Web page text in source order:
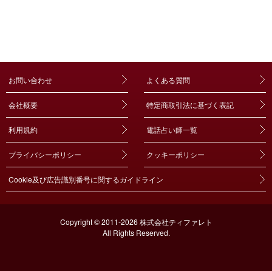
お問い合わせ よくある質問
会社概要 特定商取引法に基づく表記
利用規約 電話占い師一覧
プライバシーポリシー クッキーポリシー
Cookie及び広告識別番号に関するガイドライン
Copyright © 2011-2026 株式会社ティファレト
All Rights Reserved.